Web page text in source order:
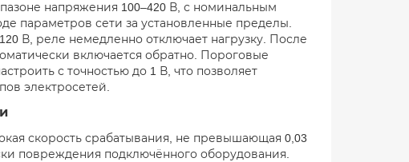
напряжения 100–420 В, с номинальным
параметров сети за установленные пределы.
В, реле немедленно отключает нагрузку. После
включается обратно. Пороговые
с точностью до 1 В, что позволяет
электросетей.
скорость срабатывания, не превышающая 0,03
повреждения подключённого оборудования.